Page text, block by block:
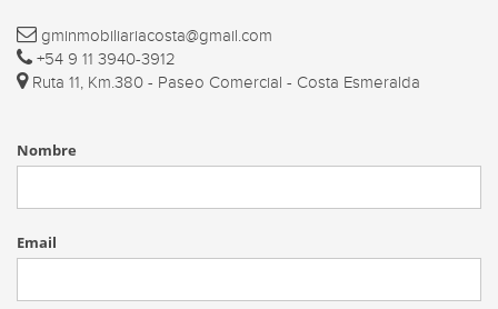
gminmobiliariacosta@gmail.com
+54 9 11 3940-3912
Ruta 11, Km.380 - Paseo Comercial - Costa Esmeralda
Nombre
Email